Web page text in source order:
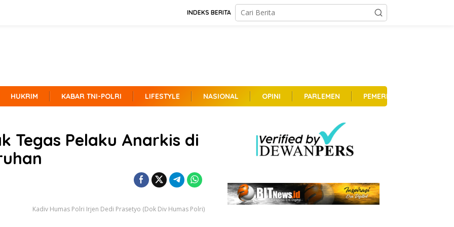
INDEKS BERITA
HUKRIM KABAR TNI-POLRI LIFESTYLE NASIONAL OPINI PARLEMEN PEMERINTAHAN
Tegas Pelaku Anarkis di
Kadiv Humas Polri Irjen Dedi Prasetyo (Dok Div Humas Polri)